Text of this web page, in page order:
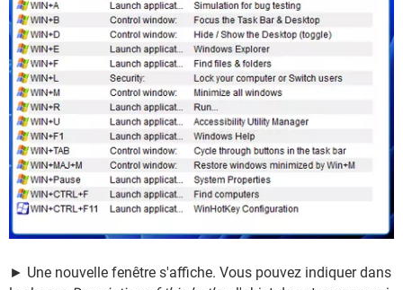
► Une nouvelle fenêtre s'affiche. Vous pouvez indiquer dans